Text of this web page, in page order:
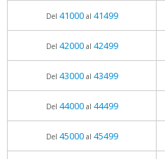
Del 41000al 41499
Del 42000al 42499
Del 43000al 43499
Del 44000al 44499
Del 45000al 45499